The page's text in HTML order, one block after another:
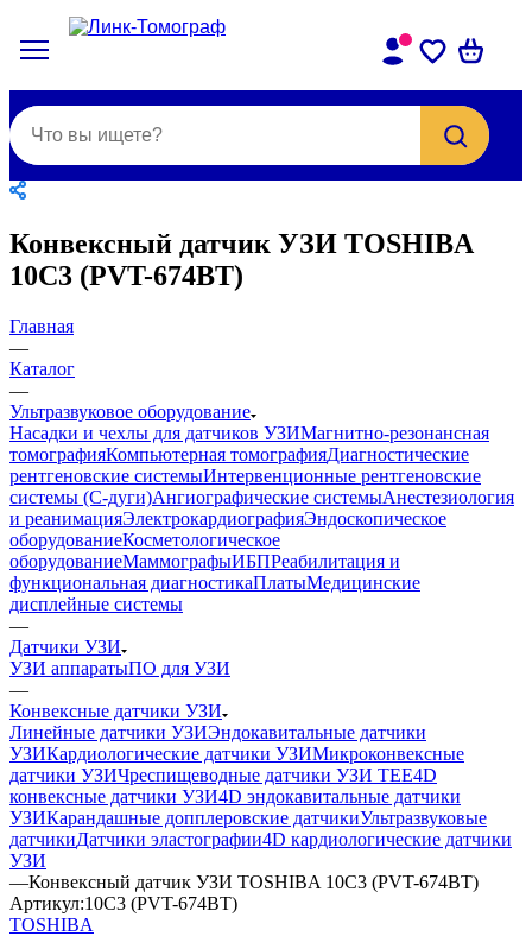
Конвексный датчик УЗИ TOSHIBA
10C3 (PVT-674BT)
Главная
—
Каталог
—
Ультразвуковое оборудование
Насадки и чехлы для датчиков УЗИМагнитно-резонансная
томографияКомпьютерная томографияДиагностические
рентгеновские системыИнтервенционные рентгеновские
системы (С-дуги)Ангиографические системыАнестезиология
и реанимацияЭлектрокардиографияЭндоскопическое
оборудованиеКосметологическое
оборудованиеМаммографыИБПРеабилитация и
функциональная диагностикаПлатыМедицинские
дисплейные системы
—
Датчики УЗИ
УЗИ аппаратыПО для УЗИ
—
Конвексные датчики УЗИ
Линейные датчики УЗИЭндокавитальные датчики
УЗИКардиологические датчики УЗИМикроконвексные
датчики УЗИЧреспищеводные датчики УЗИ TEE4D
конвексные датчики УЗИ4D эндокавитальные датчики
УЗИКарандашные допплеровские датчикиУльтразвуковые
датчикиДатчики эластографии4D кардиологические датчики
УЗИ
—Конвексный датчик УЗИ TOSHIBA 10C3 (PVT-674BT)
Артикул:10C3 (PVT-674BT)
TOSHIBA